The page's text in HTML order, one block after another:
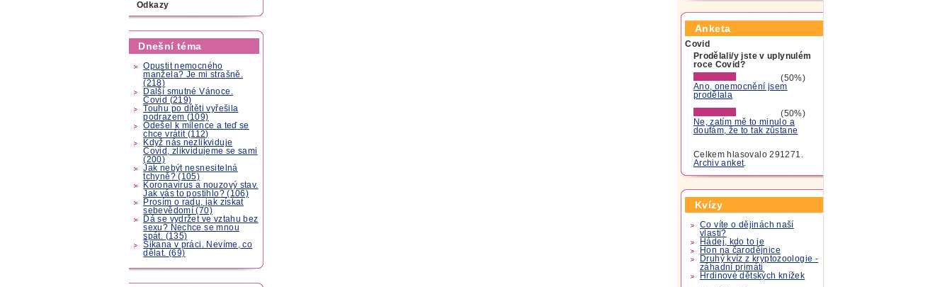
Odkazy
Dnešní téma
Opustit nemocného
manžela? Je mi strašně.
(218)
Další smutné Vánoce.
Covid (219)
Touhu po dítěti vyřešila
podrazem (109)
Odešel k milence a teď se
chce vrátit (112)
Když nás nezlikviduje
Covid, zlikvidujeme se sami
(200)
Jak nebýt nesnesitelná
tchyně? (105)
Koronavirus a nouzový stav.
Jak vás to postihlo? (106)
Prosím o radu, jak získat
sebevědomí (70)
Dá se vydržet ve vztahu bez
sexu? Nechce se mnou
spát. (135)
Šikana v práci. Nevíme, co
dělat. (69)
Anketa
Covid
Prodělali/y jste v uplynulém
roce Covid?
(50%)
Ano, onemocnění jsem
prodělala
(50%)
Ne, zatím mě to minulo a
doufám, že to tak zůstane
Celkem hlasovalo 291271.
Archiv anket.
Kvízy
Co víte o dějinách naší
vlasti?
Hádej, kdo to je
Hon na čarodějnice
Druhý kvíz z kryptozoologie -
záhadní primáti
Hrdinové dětských knížek